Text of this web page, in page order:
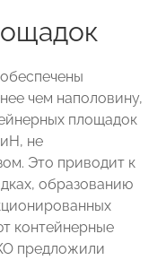
чем наполовину,
площадок
не
Это приводит к
образованию
контейнерные
предложили